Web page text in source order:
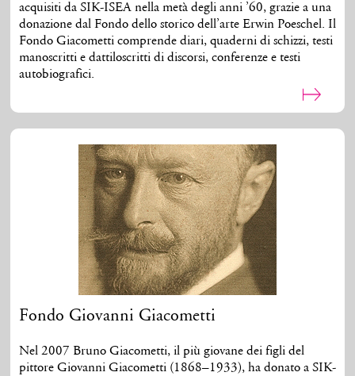
acquisiti da SIK-ISEA nella metà degli anni ’60, grazie a una
donazione dal Fondo dello storico dell’arte Erwin Poeschel. Il
Fondo Giacometti comprende diari, quaderni di schizzi, testi
manoscritti e dattiloscritti di discorsi, conferenze e testi
autobiografici.
Fondo Giovanni Giacometti
Nel 2007 Bruno Giacometti, il più giovane dei figli del
pittore Giovanni Giacometti (1868–1933), ha donato a SIK-